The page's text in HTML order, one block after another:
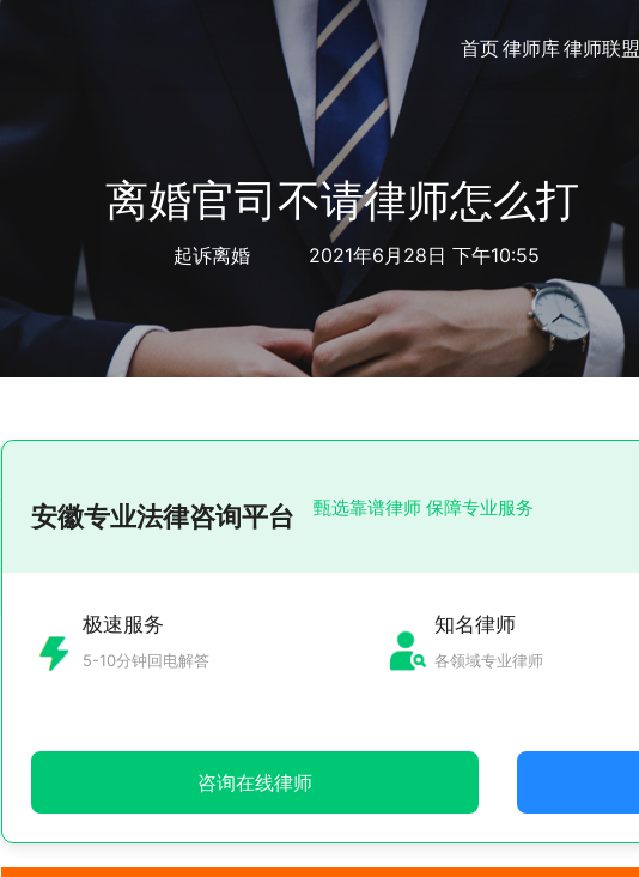
首页律师库律师联盟
离婚官司不请律师怎么打
起诉离婚 2021年6月28日 下午10:55
安徽专业法律咨询平台 甄选靠谱律师 保障专业服务
极速服务
5-10分钟回电解答
知名律师
各领域专业律师
咨询在线律师